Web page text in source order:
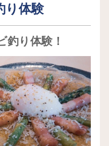
り体験
釣り体験！